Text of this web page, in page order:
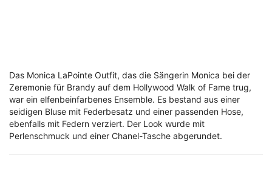
Das Monica LaPointe Outfit, das die Sängerin Monica bei der
Zeremonie für Brandy auf dem Hollywood Walk of Fame trug,
war ein elfenbeinfarbenes Ensemble. Es bestand aus einer
seidigen Bluse mit Federbesatz und einer passenden Hose,
ebenfalls mit Federn verziert. Der Look wurde mit
Perlenschmuck und einer Chanel-Tasche abgerundet.